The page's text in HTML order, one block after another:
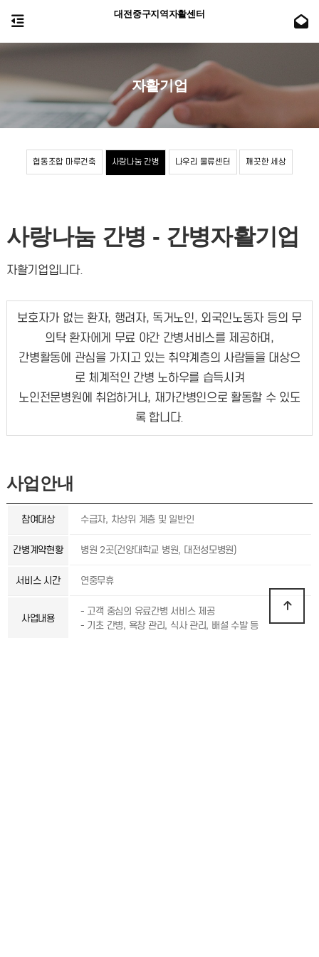
대전중구지역자활센터
협동조합 마루건축 사랑나눔 간병 나우리 물류센터 깨끗한 세상
자활기업
사랑나눔 간병 - 간병자활기업
자활기업입니다.
보호자가 없는 환자, 행려자, 독거노인, 외국인노동자 등의 무
의탁 환자에게 무료 야간 간병서비스를 제공하며,
간병활동에 관심을 가지고 있는 취약계층의 사람들을 대상으
로 체계적인 간병 노하우를 습득시켜
노인전문병원에 취업하거나, 재가간병인으로 활동할 수 있도
록 합니다.
사업안내
참여대상 수급자, 차상위 계층 및 일반인
간병계약현황 병원 2곳(건양대학교 병원, 대전성모병원)
서비스 시간 연중무휴
사업내용
- 고객 중심의 유료간병 서비스 제공
- 기초 간병, 욕창 관리, 식사 관리, 배설 수발 등